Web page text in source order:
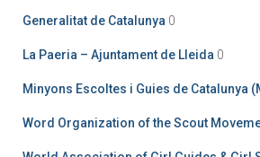
Generalitat de Catalunya 0
La Paeria – Ajuntament de Lleida 0
Minyons Escoltes i Guies de Catalunya
Word Organization of the Scout